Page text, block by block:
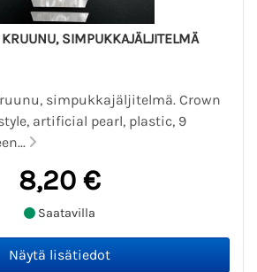
SIMPUKKAJÄLJITELMÄ
simpukkajäljitelmä. Crown
artificial pearl, plastic, 9
8,20 €
Saatavilla